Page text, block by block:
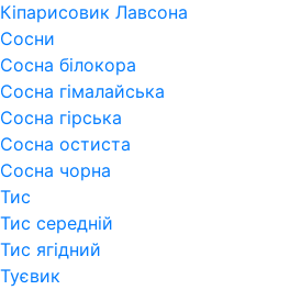
Кіпарисовик Лавсона
Сосни
Сосна білокора
Сосна гімалайська
Сосна гірська
Сосна остиста
Сосна чорна
Тис
Тис середній
Тис ягідний
Туєвик